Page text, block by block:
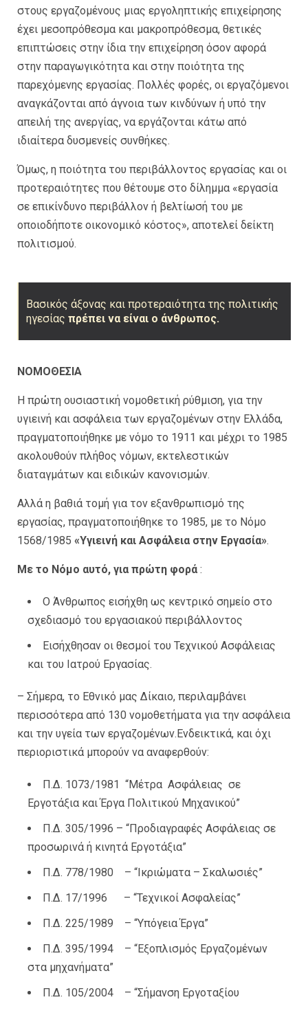
στους εργαζομένους μιας εργοληπτικής επιχείρησης
έχει μεσοπρόθεσμα και μακροπρόθεσμα, θετικές
επιπτώσεις στην ίδια την επιχείρηση όσον αφορά
στην παραγωγικότητα και στην ποιότητα της
παρεχόμενης εργασίας. Πολλές φορές, οι εργαζόμενοι
αναγκάζονται από άγνοια των κινδύνων ή υπό την
απειλή της ανεργίας, να εργάζονται κάτω από
ιδιαίτερα δυσμενείς συνθήκες.
Όμως, η ποιότητα του περιβάλλοντος εργασίας και οι
προτεραιότητες που θέτουμε στο δίλημμα «εργασία
σε επικίνδυνο περιβάλλον ή βελτίωσή του με
οποιοδήποτε οικονομικό κόστος», αποτελεί δείκτη
πολιτισμού.
Βασικός άξονας και προτεραιότητα της πολιτικής
ηγεσίαςπρέπει να είναι ο άνθρωπος.
ΝΟΜΟΘΕΣΙΑ
Η πρώτη ουσιαστική νομοθετική ρύθμιση, για την
υγιεινή και ασφάλεια των εργαζομένων στην Ελλάδα,
πραγματοποιήθηκε με νόμο το 1911 και μέχρι το 1985
ακολουθούν πλήθος νόμων, εκτελεστικών
διαταγμάτων και ειδικών κανονισμών.
Αλλά η βαθιά τομή για τον εξανθρωπισμό της
εργασίας, πραγματοποιήθηκε το 1985, με το Νόμο
1568/1985 «Υγιεινή και Ασφάλεια στην Εργασία».
Με το Νόμο αυτό, για πρώτη φορά :
Ο Άνθρωπος εισήχθη ως κεντρικό σημείο στο
σχεδιασμό του εργασιακού περιβάλλοντος
Εισήχθησαν οι θεσμοί του Τεχνικού Ασφάλειας
και του Ιατρού Εργασίας.
– Σήμερα, το Εθνικό μας Δίκαιο, περιλαμβάνει
περισσότερα από 130 νομοθετήματα για την ασφάλεια
και την υγεία των εργαζομένων.Ενδεικτικά, και όχι
περιοριστικά μπορούν να αναφερθούν:
Π.Δ. 1073/1981 “Μέτρα Ασφάλειας σε
Εργοτάξια και Έργα Πολιτικού Μηχανικού”
Π.Δ. 305/1996 – “Προδιαγραφές Ασφάλειας σε
προσωρινά ή κινητά Εργοτάξια”
Π.Δ. 778/1980 – “Ικριώματα – Σκαλωσιές”
Π.Δ. 17/1996 – “Τεχνικοί Ασφαλείας”
Π.Δ. 225/1989 – “Υπόγεια Έργα”
Π.Δ. 395/1994 – “Εξοπλισμός Εργαζομένων
στα μηχανήματα”
Π.Δ. 105/2004 – “Σήμανση Εργοταξίου